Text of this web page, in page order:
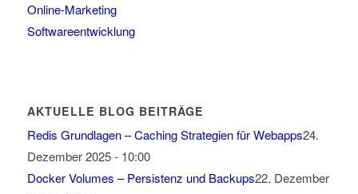
Online-Marketing
Softwareentwicklung
AKTUELLE BLOG BEITRÄGE
Redis Grundlagen – Caching Strategien für Webapps24.
Dezember 2025 - 10:00
Docker Volumes – Persistenz und Backups22. Dezember